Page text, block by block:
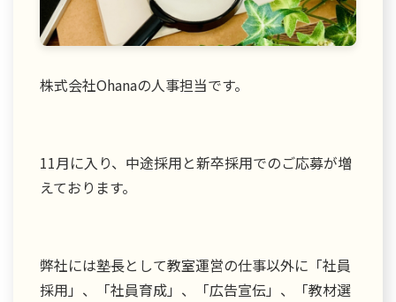
株式会社Ohanaの人事担当です。
11月に入り、中途採用と新卒採用でのご応募が増
えております。
弊社には塾長として教室運営の仕事以外に「社員
採用」、「社員育成」、「広告宣伝」、「教材選